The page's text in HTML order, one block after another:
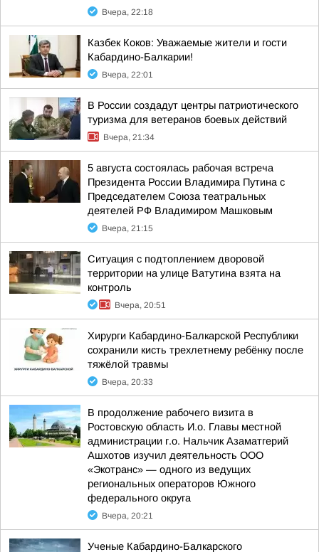
Вчера, 22:18
Казбек Коков: Уважаемые жители и гости
Кабардино-Балкарии!
Вчера, 22:01
В России создадут центры патриотического
туризма для ветеранов боевых действий
Вчера, 21:34
5 августа состоялась рабочая встреча
Президента России Владимира Путина с
Председателем Союза театральных
деятелей РФ Владимиром Машковым
Вчера, 21:15
Ситуация с подтоплением дворовой
территории на улице Ватутина взята на
контроль
Вчера, 20:51
Хирурги Кабардино-Балкарской Республики
сохранили кисть трехлетнему ребёнку после
тяжёлой травмы
Вчера, 20:33
В продолжение рабочего визита в
Ростовскую область И.о. Главы местной
администрации г.о. Нальчик Азаматгерий
Ашхотов изучил деятельность ООО
«Экотранс» — одного из ведущих
региональных операторов Южного
федерального округа
Вчера, 20:21
Ученые Кабардино-Балкарского